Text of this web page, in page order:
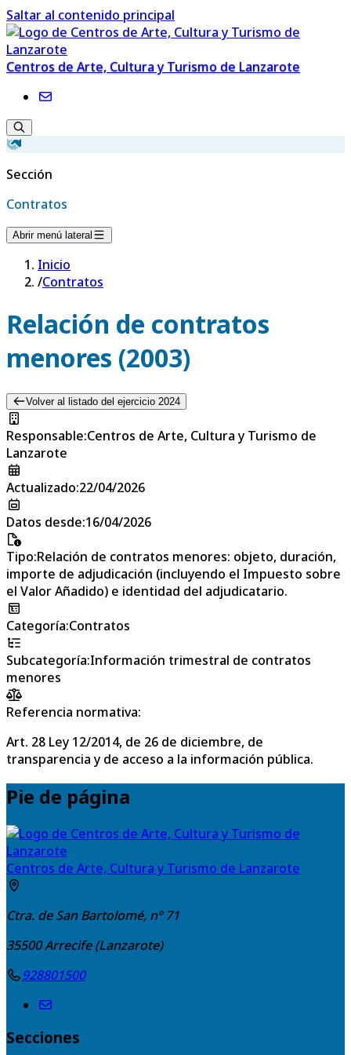
Saltar al contenido principal
Centros de Arte, Cultura y Turismo de Lanzarote
Sección
Contratos
Abrir menú lateral
Inicio
/Contratos
Relación de contratos
menores (2003)
Volver al listado del ejercicio 2024
Responsable:Centros de Arte, Cultura y Turismo de
Lanzarote
Actualizado:22/04/2026
Datos desde:16/04/2026
Tipo:Relación de contratos menores: objeto, duración,
importe de adjudicación (incluyendo el Impuesto sobre
el Valor Añadido) e identidad del adjudicatario.
Categoría:Contratos
Subcategoría:Información trimestral de contratos
menores
Referencia normativa:
Art. 28 Ley 12/2014, de 26 de diciembre, de
transparencia y de acceso a la información pública.
Pie de página
Centros de Arte, Cultura y Turismo de Lanzarote
Ctra. de San Bartolomé, nº 71
35500Arrecife (Lanzarote)
928801500
Secciones